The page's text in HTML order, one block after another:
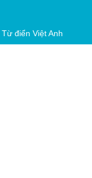
Từ điển Việt Anh